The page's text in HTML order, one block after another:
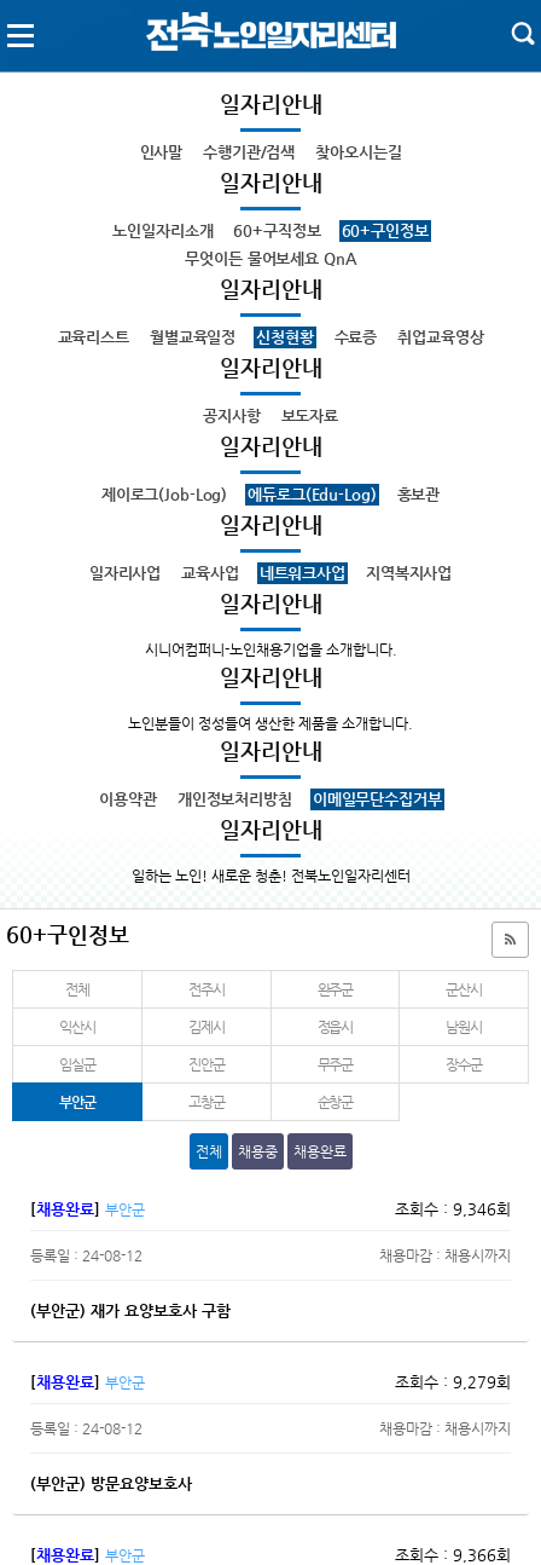
일자리안내
인사말 수행기관/검색 찾아오시는길
일자리안내
노인일자리소개 60+구직정보
60+구인정보
무엇이든 물어보세요 QnA
일자리안내
교육리스트 월별교육일정 신청현황 수료증 취업교육영상
일자리안내
공지사항 보도자료
일자리안내
제이로그(Job-Log) 에듀로그(Edu-Log) 홍보관
일자리안내
일자리사업 교육사업 네트워크사업 지역복지사업
일자리안내
시니어컴퍼니-노인채용기업을 소개합니다.
일자리안내
노인분들이 정성들여 생산한 제품을 소개합니다.
일자리안내
이용약관 개인정보처리방침 이메일무단수집거부
일자리안내
일하는 노인! 새로운 청춘! 전북노인일자리센터
60+구인정보
전체 전주시 완주군 군산시
익산시 김제시 정읍시 남원시
임실군 진안군 무주군 장수군
부안군 고창군 순창군
전체 채용중 채용완료
[채용완료] 부안군 조회수 : 9,346회
등록일 : 24-08-12 채용마감 : 채용시까지
(부안군) 재가 요양보호사 구함
[채용완료] 부안군 조회수 : 9,279회
등록일 : 24-08-12 채용마감 : 채용시까지
(부안군) 방문요양보호사
[채용완료] 부안군 조회수 : 9,366회